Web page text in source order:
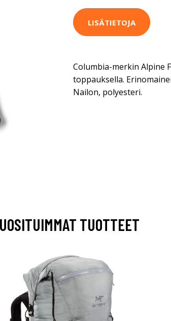
LISÄTIETOJA
Columbia-merkin Alpine
toppauksella.
Nailon, polyesteri.
TUOTTEET